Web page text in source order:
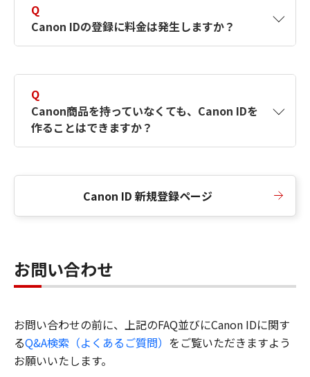
択したサービスから取得します。アカウントを
簡単に作成できるように、この情報を使用して
Canon IDの登録フォームを入力します。
Q
Canon IDの登録に料金は発生しますか？
Q
Canon商品を持っていなくても、Canon IDを
作ることはできますか？
Canon ID 新規登録ページ
お問い合わせ
お問い合わせの前に、上記のFAQ並びにCanon IDに関す
るQ&A検索（よくあるご質問） をご覧いただきますよう
お願いいたします。